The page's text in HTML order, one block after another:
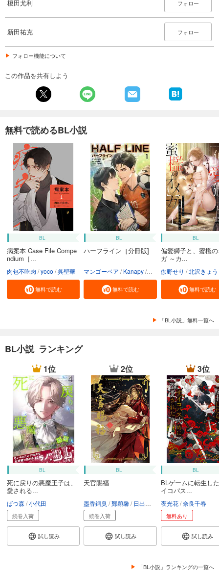
榎田尤利 フォロー
新田祐克 フォロー
フォロー機能について
この作品を共有しよう
無料で読めるBL小説
BL
病案本 Case File Compe
ndium［...
肉包不吃肉 yoco 呉聖華
無料で読む
BL
ハーフライン［分冊版]
マンゴーベア Kanapy 加藤智子
無料で読む
BL
偏愛獅子と、蜜檻
ガ ～カ...
伽野せり 北沢きょう
無料で読む
「BL小説」無料一覧へ
BL小説 ランキング
1位
BL
死に戻りの悪魔王子は、
愛される...
ばつ森 小代田
続巻入荷
試し読み
2位
BL
天官賜福
墨香銅臭 鄭穎馨 日出的小太陽
続巻入荷
試し読み
3位
BL
BLゲームに転生し
イコパス...
夜光花 奈良千春
無料あり
試し読み
「BL小説」ランキングの一覧へ